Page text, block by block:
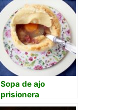
Sopa de ajo
prisionera